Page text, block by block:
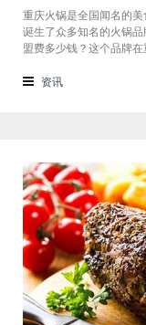
重庆火锅是全国闻名的
诞生了众多知名的火锅
盟费多少钱？这个品牌
者所在城市进行制定和规
资讯